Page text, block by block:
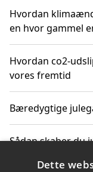
Hvordan
en hvor gammel
Hvordan co2-
vores fremtid
Bæredygtige
Sådan skaber du
Dette